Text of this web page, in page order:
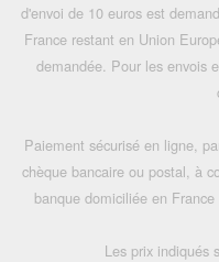
d'envoi de 10 euros est
France restant en Union
demandée. Pour les envois
Paiement sécurisé en ligne,
chèque bancaire ou postal, à
banque domiciliée en
Les prix indiqués